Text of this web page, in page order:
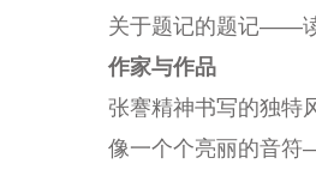
关于题记的题记——
作家与作品
张謇精神书写的独特
像一个个亮丽的音